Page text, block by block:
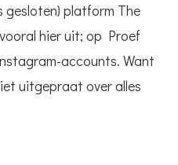
gesloten) platform The
hier uit; op Proef
accounts. Want
uitgepraat over alles